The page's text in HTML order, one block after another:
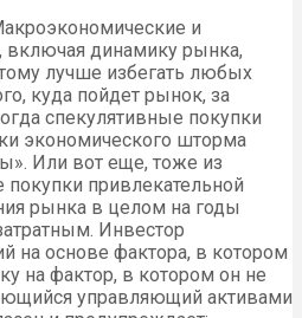
и
включая динамику рынка,
лучше избегать любых
куда пойдет рынок, за
спекулятивные покупки
экономического шторма
Или вот еще, тоже из
привлекательной
рынка в целом на годы
Инвестор
на основе фактора, в котором
на фактор, в котором он не
управляющий активами